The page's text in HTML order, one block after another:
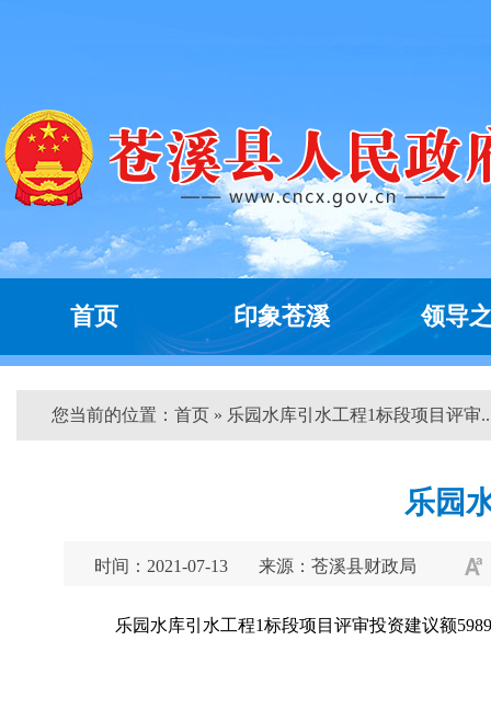
首页 印象苍溪 领导
您当前的位置： 首页 » 乐园水库引水工程1标段项目评审
乐园
时间：2021-07-13 来源：苍溪县财政局
乐园水库引水工程1标段项目评审投资建议额